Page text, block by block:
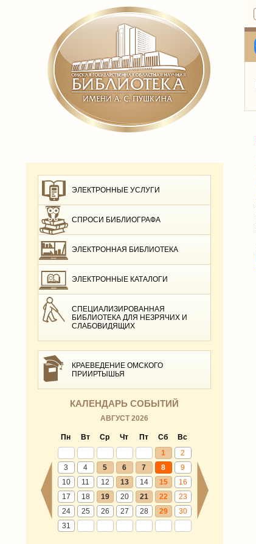
ЭЛЕКТРОННЫЕ УСЛУГИ
СПРОСИ БИБЛИОГРАФА
ЭЛЕКТРОННАЯ БИБЛИОТЕКА
ЭЛЕКТРОННЫЕ КАТАЛОГИ
СПЕЦИАЛИЗИРОВАННАЯ
БИБЛИОТЕКА ДЛЯ НЕЗРЯЧИХ И
СЛАБОВИДЯЩИХ
КРАЕВЕДЕНИЕ ОМСКОГО
ПРИИРТЫШЬЯ
КАЛЕНДАРЬ СОБЫТИЙ
АВГУСТ 2026
Пн Вт Ср Чт Пт Сб
Вс
1
2
3
4 5 6 7 8
9
10
11 12 13 14 15
16
17
18 19 20 21 22
23
24
25 26 27 28 29
30
31